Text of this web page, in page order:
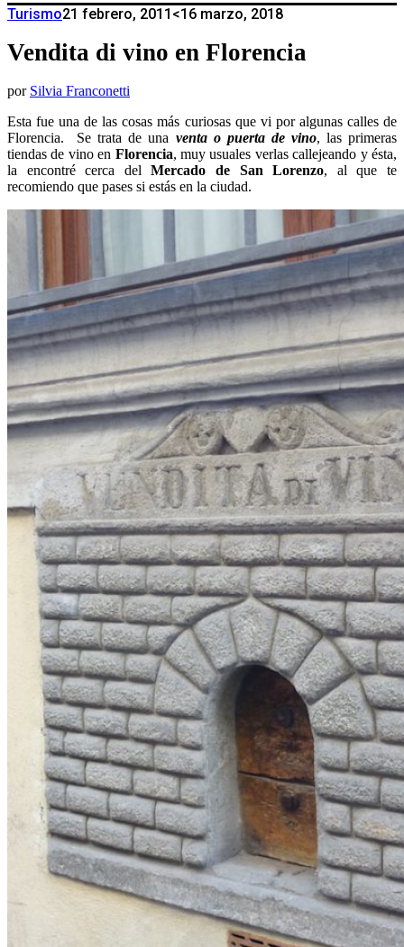
Turismo21 febrero, 2011 <16 marzo, 2018
Vendita di vino en Florencia
por Silvia Franconetti
Esta fue una de las cosas más curiosas que vi por algunas calles de
Florencia. Se trata de una venta o puerta de vino, las primeras
tiendas de vino en Florencia, muy usuales verlas callejeando y ésta,
la encontré cerca delMercado de San Lorenzo, al que te
recomiendo que pases si estás en la ciudad.